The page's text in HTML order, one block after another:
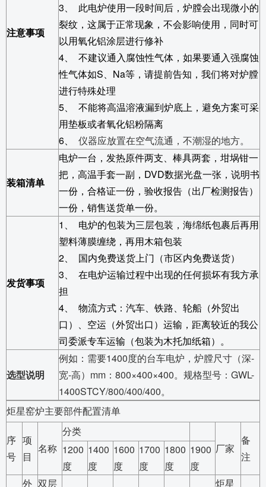
注意事项
3、
此电炉使用一段时间后，炉膛会出现微小的
裂纹，这属于正常现象，不会影响使用，同时可
以用氧化铝涂层进行修补
4、
不建议通入腐蚀性气体，如果要通入强腐蚀
性气体如S、Na等，请提前告知，我们将对炉膛
进行特殊处理
5、
不能将高温溶液漏到炉底上，避免方案可采
用垫板或者氧化铝粉隔离
6、 仪器应放置在空气流通，不潮湿的地方。
装箱清单
电炉一台，发热原件两支、棒具两套，坩埚钳一
把，高温手套一副， DVD数据光盘一张，说明书
一份，合格证一份，验收报告（出厂检测报告）
一份，销售送货单一份。
发货事项
1 、
电炉的包装为三层包装，海绵纸包裹后再用
塑料薄膜缠绕，再用木箱包装
2、
国内免费送货上门（市区内免费送货）
3、
在电炉运输过程中出现的任何损坏有我方承
担
4、
物流方式：汽车、铁路、轮船（外贸出
口）、空运（外贸出口）运输，距离较近的我公
司委派专车运输（包装为木托加纸箱）。
选型说明
例如：需要1400度的台车电炉，炉膛尺寸（深-
宽-高）mm：800×400×400。规格型号：GWL-
1400STCY/800/400/400。
炬星窑炉主要部件配置清单
序
号
项
目
名称
分类
厂家
备
注
1200
度
1400
度
1600
度
1700
度
1800
度
1900
度
外 双层 炬星